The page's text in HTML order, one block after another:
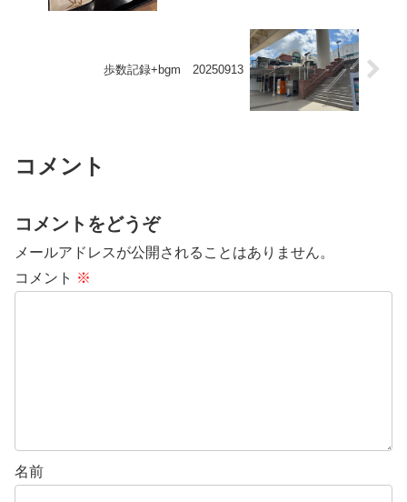
歩数記録+bgm 20250913
コメント
コメントをどうぞ
メールアドレスが公開されることはありません。
コメント ※
名前